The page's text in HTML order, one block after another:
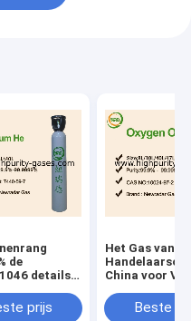
de
details
prijs
Het Gas van de
Handelaarso2
China voor
Beste Prijs
Beste